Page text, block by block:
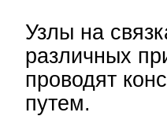
Узлы на
различных
проводят
путем.